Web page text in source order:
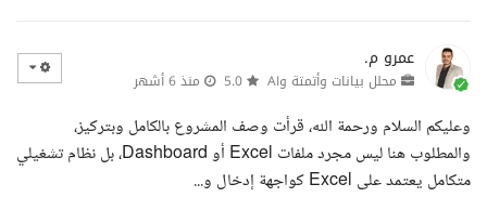
عمرو م.
محلل بيانات وأتمتة وAI منذ 6 أشهر
وعليكم السلام ورحمة الله، قرأت وصف المشروع بالكامل وبتركيز،
والمطلوب هنا ليس مجرد ملفات Excel أو Dashboard، بل نظام تشغيلي
متكامل يعتمد على Excel كواجهة إدخال و...